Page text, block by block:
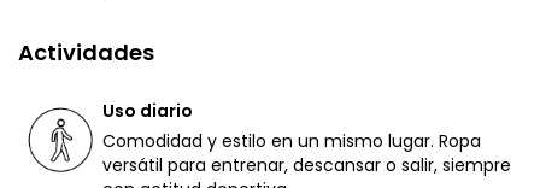
Actividades
Uso diario
Comodidad y estilo en un mismo lugar. Ropa
versátil para entrenar, descansar o salir, siempre